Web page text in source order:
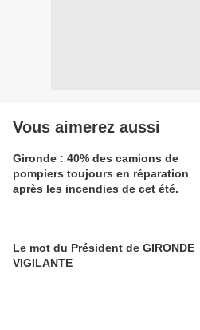
Vous aimerez aussi
Gironde : 40% des camions de
pompiers toujours en réparation
après les incendies de cet été.
Le mot du Président de GIRONDE
VIGILANTE